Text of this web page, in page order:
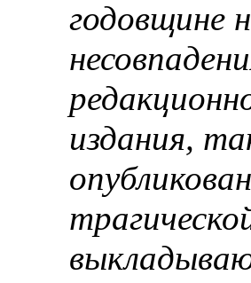
годовщине
издания,